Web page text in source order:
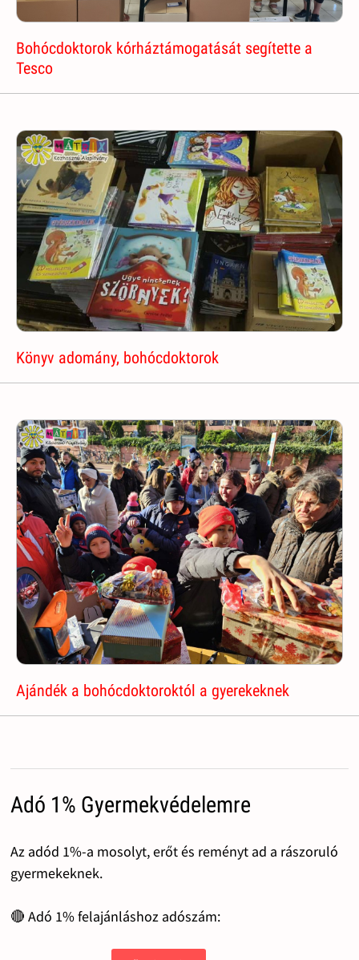
Bohócdoktorok kórháztámogatását segítette a
Tesco
Könyv adomány, bohócdoktorok
Ajándék a bohócdoktoroktól a gyerekeknek
Adó 1% Gyermekvédelemre
Az adód 1%-a mosolyt, erőt és reményt ad a rászoruló
gyermekeknek.
🔴 Adó 1% felajánláshoz adószám: